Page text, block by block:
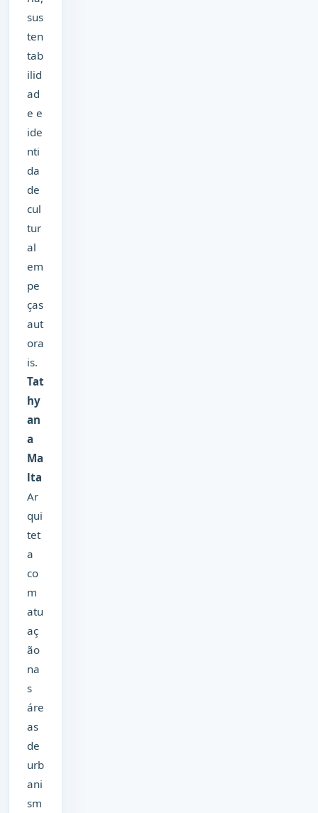
sus
ten
tab
ilid
ad
e e
ide
nti
da
de
cul
tur
al
em
pe
ças
aut
ora
is.
Tat
hy
an
a
Ma
lta
Ar
qui
tet
a
co
m
atu
aç
ão
na
s
áre
as
de
urb
ani
sm